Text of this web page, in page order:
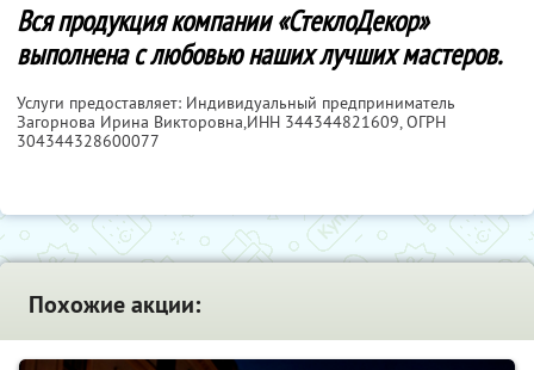
Вся продукция компании «СтеклоДекор»
выполнена с любовью наших лучших мастеров.
Услуги предоставляет: Индивидуальный предприниматель
Загорнова Ирина Викторовна,ИНН 344344821609, ОГРН
304344328600077
Похожие акции: